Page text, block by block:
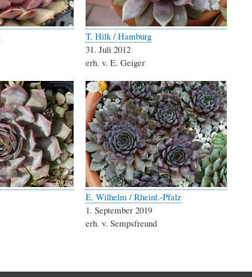
T. Hilk / Hamburg
31. Juli 2012
erh. v. E. Geiger
E. Wilhelm / Rheinl.-Pfalz
1. September 2019
erh. v. Sempsfreund